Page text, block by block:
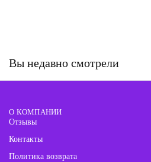
Вы недавно смотрели
О КОМПАНИИ
Отзывы
Контакты
Политика возврата